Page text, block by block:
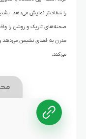
صحنه‌های تاریک و روشن را
می‌کند.